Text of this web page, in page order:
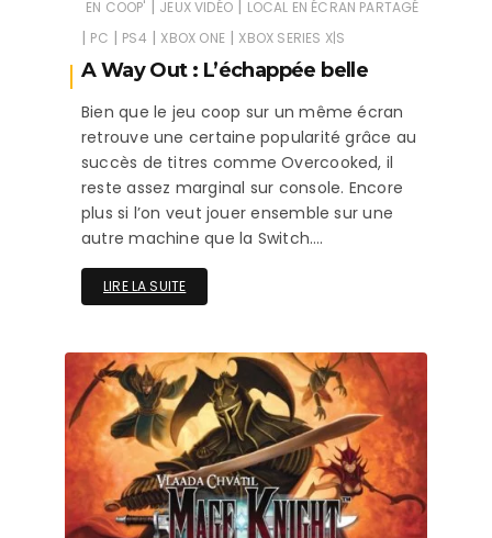
EN COOP' JEUX VIDÉO LOCAL EN ÉCRAN PARTAGÉ
| PC | PS4 | XBOX ONE | XBOX SERIES X|S
A Way Out : L’échappée belle
Bien que le jeu coop sur un même écran
retrouve une certaine popularité grâce au
succès de titres comme Overcooked, il
reste assez marginal sur console. Encore
plus si l’on veut jouer ensemble sur une
autre machine que la Switch….
LIRE LA SUITE